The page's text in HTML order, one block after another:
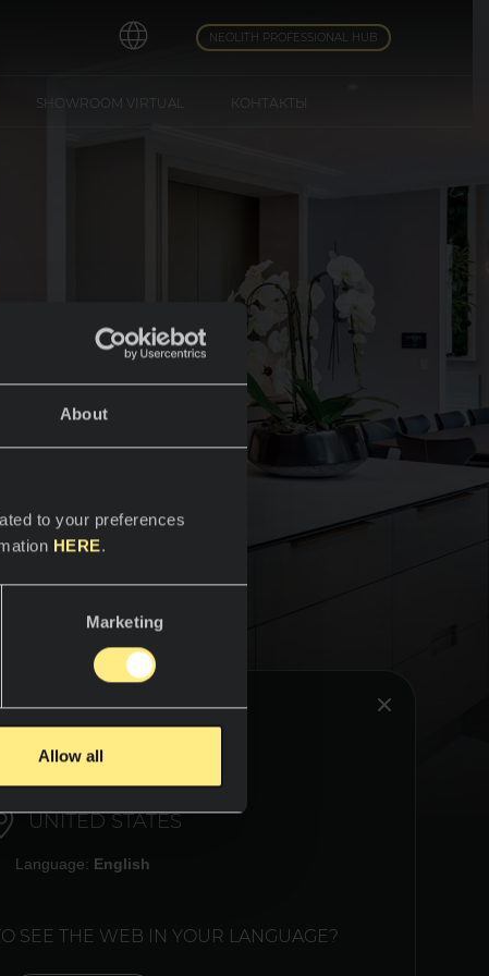
About
to your preferences
HERE.
Marketing
Allow all
NEOLITH PROFESSIONAL HUB
SHOWROOM VIRTUAL КОНТАКТЫ
UNITED STATES
Language: English
SEE THE WEB IN YOUR LANGUAGE?
и
и
Ее